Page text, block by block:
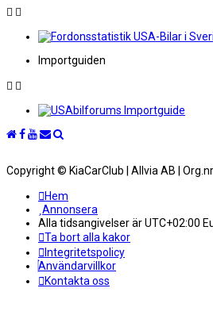
Importguiden
Copyright © KiaCarClub | Allvia AB |
Hem
Annonsera
Alla tidsangivelser är UTC+02:00
Ta bort alla kakor
Integritetspolicy
Användarvillkor
Kontakta oss